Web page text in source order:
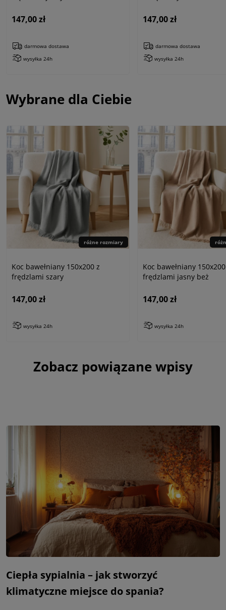
147,00 zł
darmowa dostawa
wysyłka 24h
147,00 zł
darmowa dostawa
wysyłka 24h
Wybrane dla Ciebie
różne rozmiary
Koc bawełniany 150x200 z
frędzlami szary
147,00 zł
wysyłka 24h
Koc bawełniany
frędzlami jasny beż
147,00 zł
wysyłka 24h
Zobacz powiązane wpisy
Ciepła sypialnia – jak stworzyć
klimatyczne miejsce do spania?